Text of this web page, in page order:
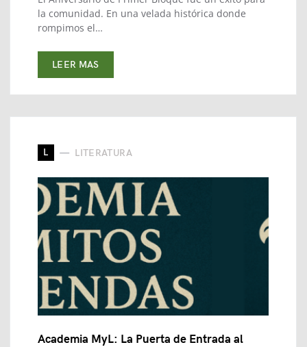
la comunidad. En una velada histórica donde
rompimos el…
LEER MAS
L LITERATURA
Academia MyL: La Puerta de Entrada al